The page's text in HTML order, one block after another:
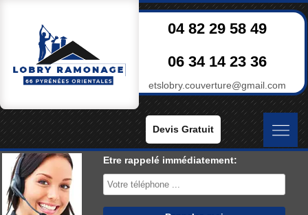
04 82 29 58 49
06 34 14 23 36
etslobry.couverture@gmail.com
Devis Gratuit
Etre rappelé immédiatement: